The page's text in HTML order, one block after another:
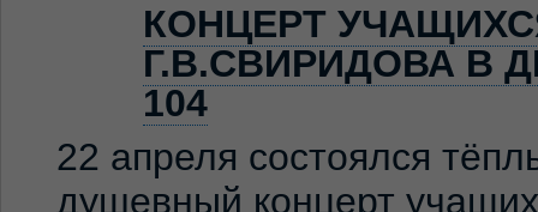
КОНЦЕРТ
Г.В.СВИРИДОВА В
104
22 апреля состоялся
душевный концерт